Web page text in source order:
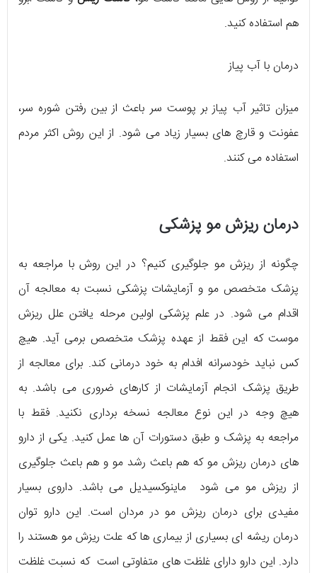
هم استفاده کنید.
درمان با آب پیاز
میزان تاثیر آب پیاز بر پوست سر باعث از بین رفتن شوره سر،
عفونت و قارچ های بسیار زیاد می شود. از این روش اکثر مردم
استفاده می کنند.
درمان ریزش مو پزشکی
چگونه از ریزش مو جلوگیری کنیم؟ در این روش با مراجعه به
پزشک متخصص مو و آزمایشات پزشکی نسبت به معالجه آن
اقدام می شود. در علم پزشکی اولین مرحله یافتن علل ریزش
موست که این فقط از عهده پزشک متخصص برمی آید. هیچ
کس نباید خودسرانه افدام به خود درمانی کند. برای معالجه از
طریق پزشک انجام آزمایشات از کارهای ضروری می باشد. به
هیچ وجه در این نوع معالجه نسخه برداری نکنید. فقط با
مراجعه به پزشک و طبق دستورات آن ها عمل کنید. یکی از دارو
های درمان ریزش مو که هم باعث رشد مو و هم باعث جلوگیری
از ریزش مو می شود ماینوکسیدیل می باشد. داروی بسیار
مفیدی برای درمان ریزش مو در مردان است. این دارو توان
درمان ریشه ای بسیاری از بیماری ها که علت ریزش مو هستند را
دارد. این دارو دارای غلظت های متفاوتی است که نسبت غلظت